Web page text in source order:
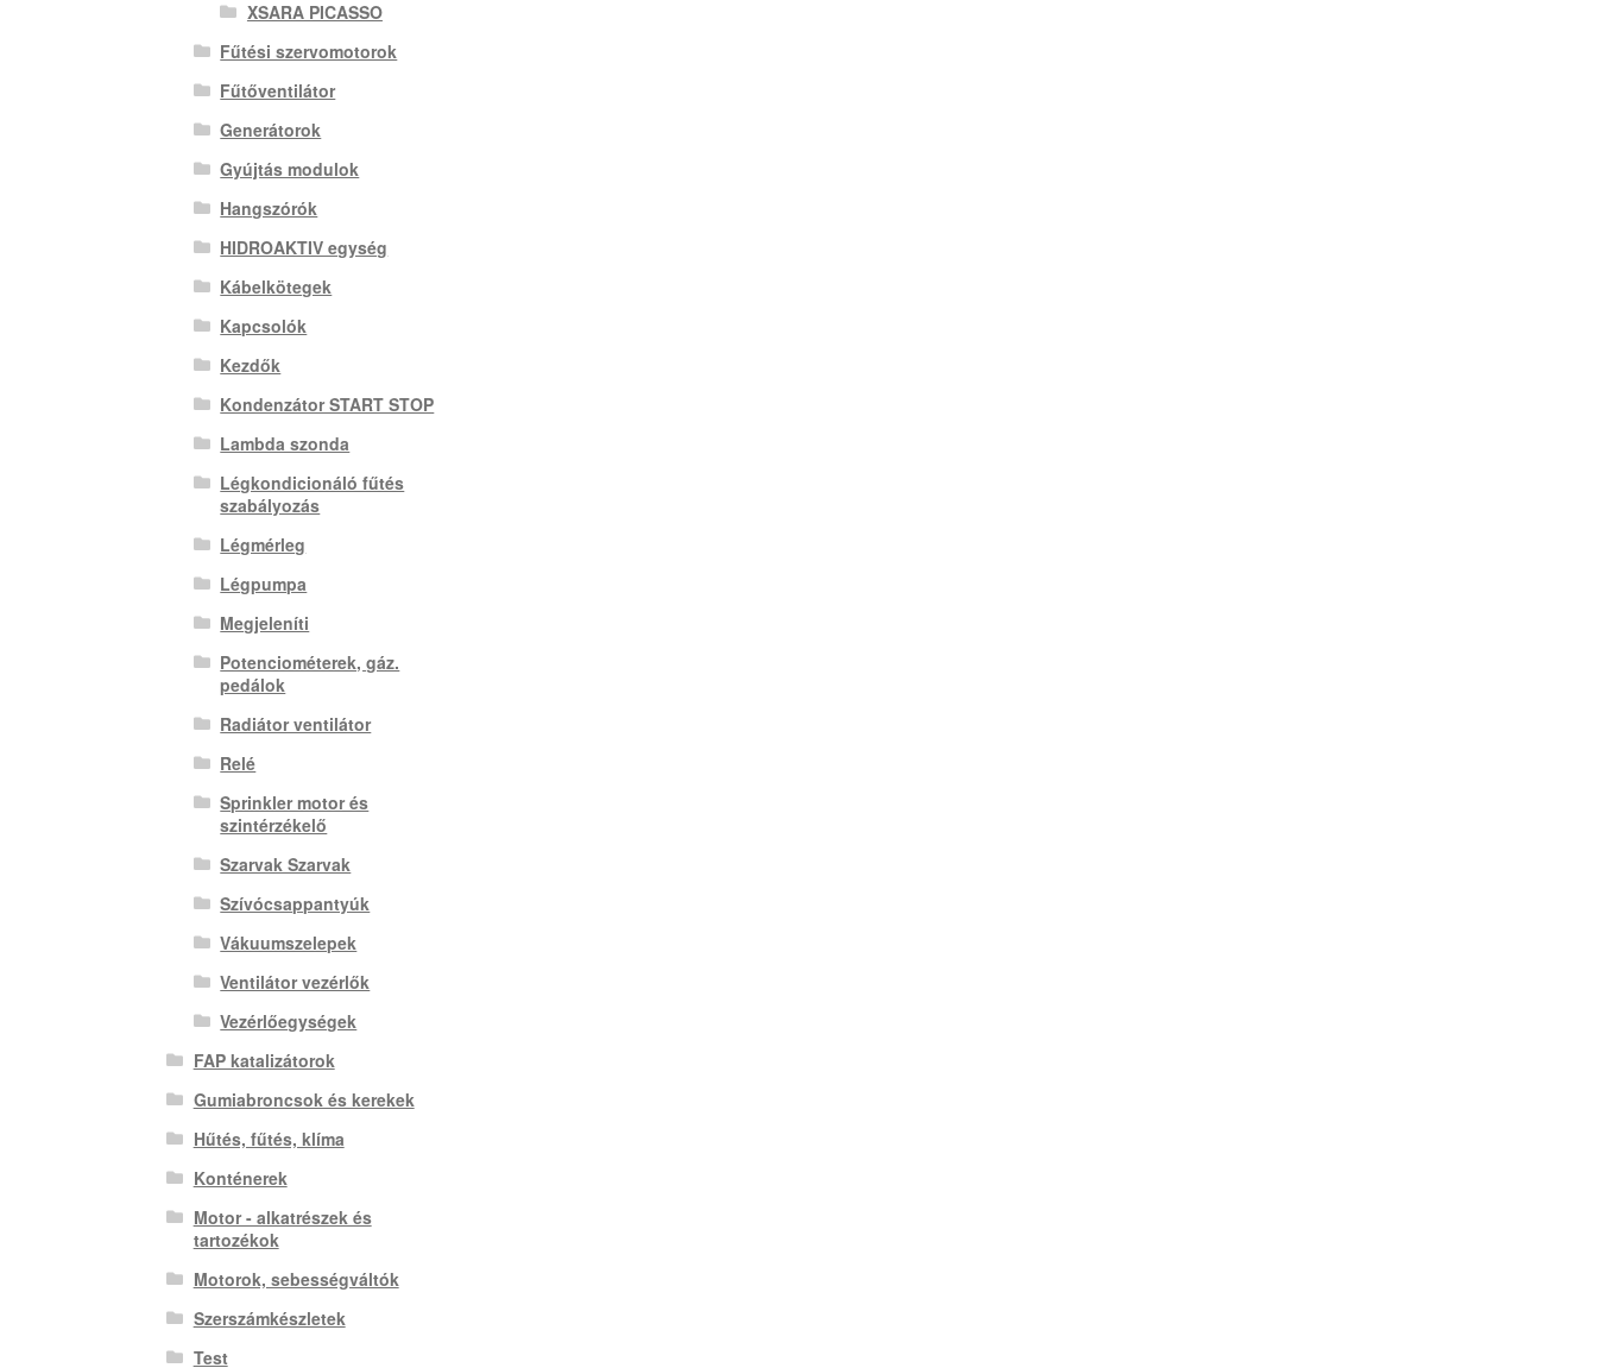
XSARA PICASSO
Fűtési szervomotorok
Fűtőventilátor
Generátorok
Gyújtás modulok
Hangszórók
HIDROAKTIV egység
Kábelkötegek
Kapcsolók
Kezdők
Kondenzátor START STOP
Lambda szonda
Légkondicionáló fűtés
szabályozás
Légmérleg
Légpumpa
Megjeleníti
Potenciométerek, gáz.
pedálok
Radiátor ventilátor
Relé
Sprinkler motor és
szintérzékelő
Szarvak Szarvak
Szívócsappantyúk
Vákuumszelepek
Ventilátor vezérlők
Vezérlőegységek
FAP katalizátorok
Gumiabroncsok és kerekek
Hűtés, fűtés, klíma
Konténerek
Motor - alkatrészek és
tartozékok
Motorok, sebességváltók
Szerszámkészletek
Test